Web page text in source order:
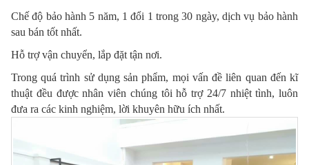
Chế độ bảo hành 5 năm, 1 đổi 1 trong 30 ngày, dịch vụ bảo hành
sau bán tốt nhất.
Hỗ trợ vận chuyển, lắp đặt tận nơi.
Trong quá trình sử dụng sản phẩm, mọi vấn đề liên quan đến kĩ
thuật đều được nhân viên chúng tôi hỗ trợ 24/7 nhiệt tình, luôn
đưa ra các kinh nghiệm, lời khuyên hữu ích nhất.